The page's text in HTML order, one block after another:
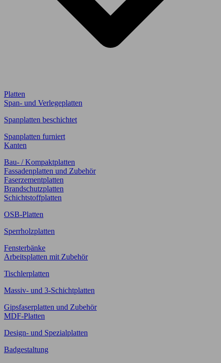
Platten
Span- und Verlegeplatten
Spanplatten beschichtet
Spanplatten furniert
Kanten
Bau- / Kompaktplatten
Fassadenplatten und Zubehör
Faserzementplatten
Brandschutzplatten
Schichtstoffplatten
OSB-Platten
Sperrholzplatten
Fensterbänke
Arbeitsplatten mit Zubehör
Tischlerplatten
Massiv- und 3-Schichtplatten
Gipsfaserplatten und Zubehör
MDF-Platten
Design- und Spezialplatten
Badgestaltung